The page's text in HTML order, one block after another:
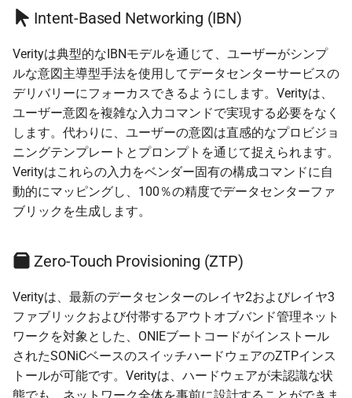
h
n
g
Time Traveler
Reserved Ranges
Badges
Views
Intent-Based Networking (IBN)
Verityは典型的なIBNモデルを通じて、ユーザーがシンプ
ルな意図主導型手法を使用してデータセンターサービスの
デリバリーにフォーカスできるようにします。Verityは、
ユーザー意図を複雑な入力コマンドで実現する必要をなく
します。代わりに、ユーザーの意図は直感的なプロビジョ
ニングテンプレートとプロンプトを通じて捉えられます。
Verityはこれらの入力をベンダー固有の構成コマンドに自
動的にマッピングし、100％の精度でデータセンターファ
ブリックを生成します。
Zero-Touch Provisioning (ZTP)
Verityは、最新のデータセンターのレイヤ2およびレイヤ3
ファブリックおよび付帯するアウトオブバンド管理ネット
ワークを対象とした、ONIEブートコードがインストール
されたSONiCベースのスイッチハードウェアのZTPインス
トールが可能です。Verityは、ハードウェアが未認識な状